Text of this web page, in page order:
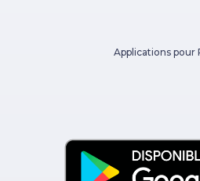
Applications pour